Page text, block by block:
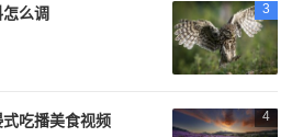
3
么调
4
吃播美食视频